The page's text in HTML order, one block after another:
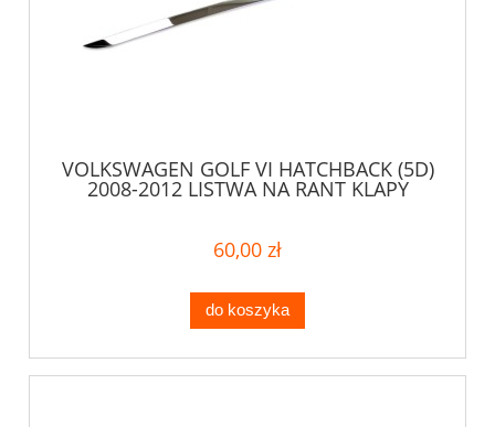
VOLKSWAGEN GOLF VI HATCHBACK (5D)
2008-2012 LISTWA NA RANT KLAPY
60,00 zł
do koszyka